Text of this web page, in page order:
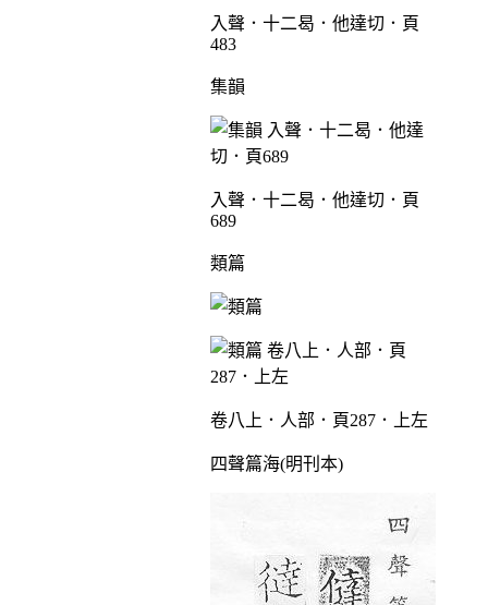
入聲．十二曷．他達切．頁
483
集韻
入聲．十二曷．他達切．頁
689
類篇
卷八上．人部．頁287．上左
四聲篇海(明刊本)